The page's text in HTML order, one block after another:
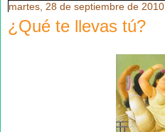
martes, 28 de septiembre de 2010
¿Qué te llevas tú?